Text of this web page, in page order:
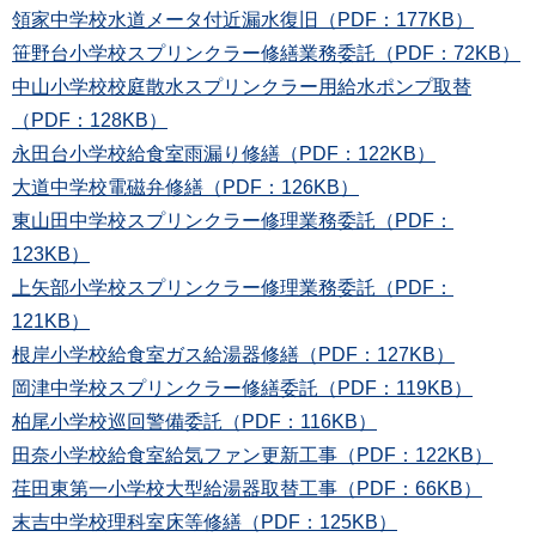
領家中学校水道メータ付近漏水復旧（PDF：177KB）
笹野台小学校スプリンクラー修繕業務委託（PDF：72KB）
中山小学校校庭散水スプリンクラー用給水ポンプ取替
（PDF：128KB）
永田台小学校給食室雨漏り修繕（PDF：122KB）
大道中学校電磁弁修繕（PDF：126KB）
東山田中学校スプリンクラー修理業務委託（PDF：
123KB）
上矢部小学校スプリンクラー修理業務委託（PDF：
121KB）
根岸小学校給食室ガス給湯器修繕（PDF：127KB）
岡津中学校スプリンクラー修繕委託（PDF：119KB）
柏尾小学校巡回警備委託（PDF：116KB）
田奈小学校給食室給気ファン更新工事（PDF：122KB）
荏田東第一小学校大型給湯器取替工事（PDF：66KB）
末吉中学校理科室床等修繕（PDF：125KB）